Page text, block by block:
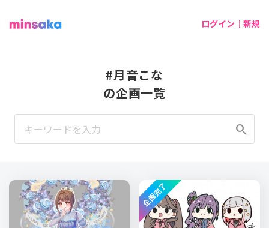
ログイン｜新規
#月音こな
の企画一覧
search
企画完了